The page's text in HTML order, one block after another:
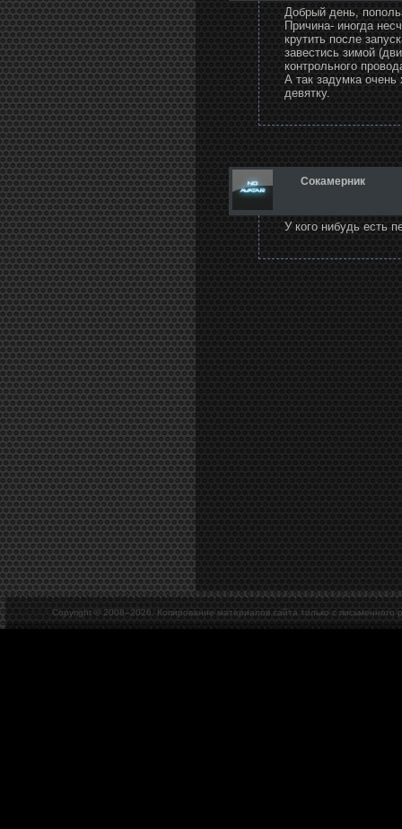
Добрый день,
Причина- иногда
крутить после
завестись зимой
контрольного
А так задумка
девятку.
Сокамерник
У кого нибудь есть
Copyright © 2008–2026. Копирование материалов сайта только с